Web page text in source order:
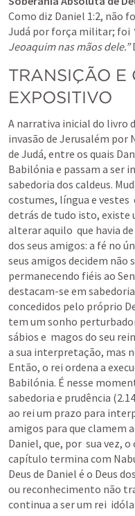
Como diz Daniel 1:2, não
Judá por força militar; foi
Jeoaquim nas mãos dele.”
TRANSIÇÃO E
EXPOSITIVO
A narrativa inicial do livro
invasão de Jerusalém por
de Judá, entre os quais
Babilónia e passam a ser
sabedoria dos caldeus.
costumes, língua e
detrás de tudo isto,
alterar aquilo  que havia
dos seus amigos: a fé no
seus amigos decidem não
permanecendo fiéis ao
destacam-se em
concedidos pelo próprio
tem um sonho
sábios e  magos do seu
a sua interpretação, mas
Então, o rei ordena a
Babilónia. É nesse
sabedoria e prudência
ao rei um prazo para
amigos para que clamem
Daniel, que, por  sua vez,
capítulo termina com
Deus de Daniel é o Deus
ou reconhecimento não
continua a ser um rei